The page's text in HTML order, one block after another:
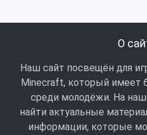
О
Наш сайт посвещён для
Minecraft, который имеет
среди молодёжи. На
найти актуальные
информации, которые